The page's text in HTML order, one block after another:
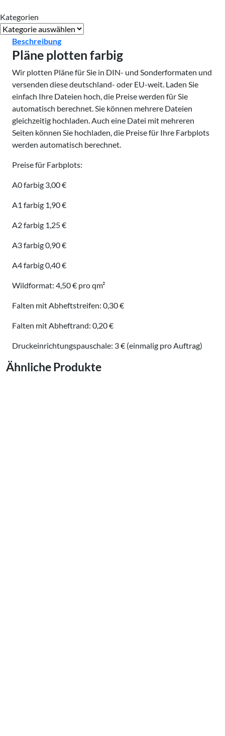
Kategorien
Kategorien
Beschreibung
Pläne plotten farbig
Wir plotten Pläne für Sie in DIN- und Sonderformaten und
versenden diese deutschland- oder EU-weit. Laden Sie
einfach Ihre Dateien hoch, die Preise werden für Sie
automatisch berechnet. Sie können mehrere Dateien
gleichzeitig hochladen. Auch eine Datei mit mehreren
Seiten können Sie hochladen, die Preise für Ihre Farbplots
werden automatisch berechnet.
Preise für Farbplots:
A0 farbig 3,00 €
A1 farbig 1,90 €
A2 farbig 1,25 €
A3 farbig 0,90 €
A4 farbig 0,40 €
Wildformat: 4,50 € pro qm²
Falten mit Abheftstreifen: 0,30 €
Falten mit Abheftrand: 0,20 €
Druckeinrichtungspauschale: 3 € (einmalig pro Auftrag)
Ähnliche Produkte